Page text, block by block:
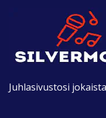
Juhlasivustosi